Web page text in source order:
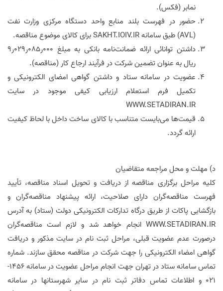
نمابر (فکس).
حضور در فهرست بلند منابع واحد دستگاه مرکزی وزارت نفت
(
AVL) طبق سامانهSAKHT.IOIV.IRبرای کالای موضوع مناقصه.
داشتن توانائی ارائه ضمانت‌نامه بانکی به مبلغ 000ر085ر029ر9
ریال به ‌عنوان تضمین شرکت در فرآیند ارجاع کار (مناقصه).
عضویت در سامانه ستاد و داشتن گواهی امضای الکترونیکی و
تکمیل فرم استعلام ارزیابی کیفی موجود در سایت
WWW.SETADIRAN.IR
قیمت‌ها می‌بایست متناسب با کالای ساخت داخل با لحاظ کیفیت
ارائه گردد.
د) مهلت و محل مراجعه متقاضیان
کلیه مراحل برگزاری مناقصه از دریافت و تحویل اسناد مناقصه، تأیید
فهرست مناقصه‌گران دارای صلاحیت، ارائه پیشنهاد مناقصه‌گران و
بازگشایی پاکات از طریق درگاه تدارکات الکترونیکی دولت (ستاد) به آدرس
WWW.SETADIRAN.IR انجام خواهد شد و لازم است مناقصه‌گران
درصورت عدم عضویت قبلی، مراحل ثبت نام در سایت مذکور و دریافت
گواهی امضاء الکترونیکی را جهت شرکت در مناقصه محقق سازند. شماره
تماس سامانه ستاد در تهران جهت انجام مراحل عضویت در سامانه 1456-
021 و اطلاعات تماس دفاتر ثبت نام در سایر شهرستانها در سامانه